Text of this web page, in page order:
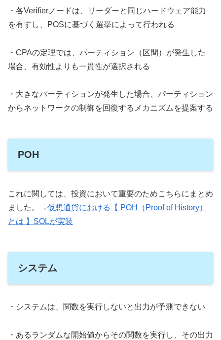
・各Verifierノードは、リーダーと同じハードウェア能力
を有すし、POSに基づく選挙によって行われる
・CPAの定理では、パーティション（区間）が発生した
場合、有効性よりも一貫性が選択される
・大きなパーティションが発生した場合、パーティション
からネットワークの制御を回復するメカニズムを提案する
POH
これに関しては、投資において重要のためこちらにまとめ
ました。→仮想通貨における【 POH（Proof of History）
とは 】SOLが実装
システム
・システムは、関数を実行しないと出力が予測できない
・あるランダムな開始値からその関数を実行し、その出力